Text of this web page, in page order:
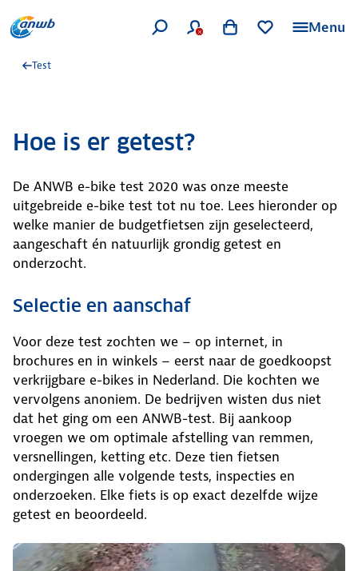
Menu
Test
Hoe is er getest?
De ANWB e-bike test 2020 was onze meeste
uitgebreide e-bike test tot nu toe. Lees hieronder op
welke manier de budgetfietsen zijn geselecteerd,
aangeschaft én natuurlijk grondig getest en
onderzocht.
Selectie en aanschaf
Voor deze test zochten we – op internet, in
brochures en in winkels – eerst naar de goedkoopst
verkrijgbare e-bikes in Nederland. Die kochten we
vervolgens anoniem. De bedrijven wisten dus niet
dat het ging om een ANWB-test. Bij aankoop
vroegen we om optimale afstelling van remmen,
versnellingen, ketting etc. Deze tien fietsen
ondergingen alle volgende tests, inspecties en
onderzoeken. Elke fiets is op exact dezelfde wijze
getest en beoordeeld.